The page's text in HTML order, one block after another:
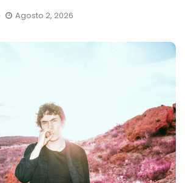
Agosto 2, 2026